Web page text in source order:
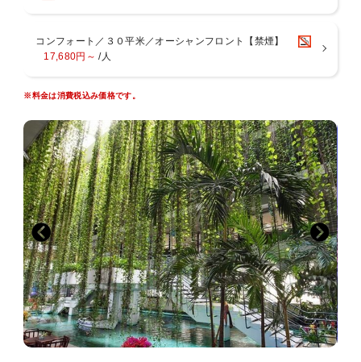
■おもてなし
・屋外ラグーンプール(4月〜10月末迄営業予定)
・ベビーカー・ベビーベッド貸出可（事前予約制）
■注意事項■※ご予約前に必ずお読みください。
・満室等の都合により28日より前にご予約の受付を締め切らせていた
だく場合がございます。
・プランお申し込み後の宿泊日、泊数、室数、人数のご変更はできま
せん。
ご変更の際は、ご予約をお取り消しの上、改めてお申込をお願いい
たします。
再予約完了日が既に28日前を経過している場合は適応されません。
コンフォート／３０平米／オーシャンフロント【禁煙】
17,680円～ /人
※料金は消費税込み価格です。